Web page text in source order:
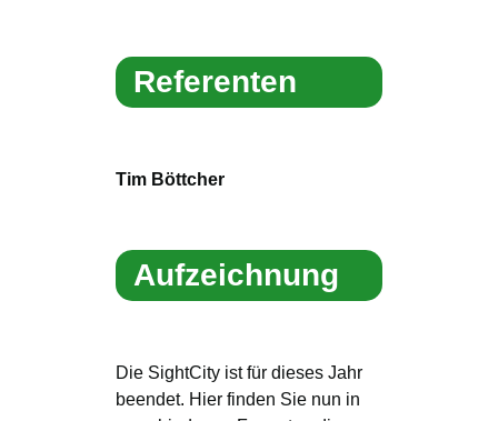
Referenten
Tim Böttcher
Aufzeichnung
Die SightCity ist für dieses Jahr
beendet. Hier finden Sie nun in